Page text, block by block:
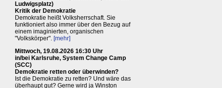
Ludwigsplatz)
Kritik der Demokratie
Demokratie heißt Volksherrschaft. Sie
funktioniert also immer über den Bezug auf
einem imaginierten, organischen
"Volkskörper". [mehr]
Mittwoch, 19.08.2026 16:30 Uhr
in/bei Karlsruhe, System Change Camp
(SCC)
Demokratie retten oder überwinden?
Ist die Demokratie zu retten? Und wäre das
überhaupt gut? Gerne wird ja Winston